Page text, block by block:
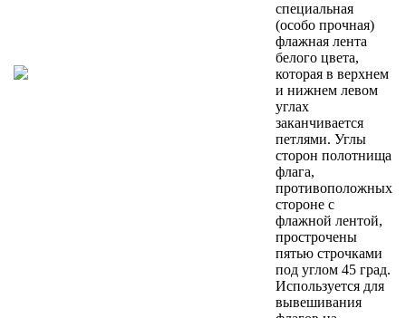
специальная
(особо прочная)
флажная лента
белого цвета,
которая в верхнем
и нижнем левом
углах
заканчивается
петлями. Углы
сторон полотнища
флага,
противоположных
стороне с
флажной лентой,
прострочены
пятью строчками
под углом 45 град.
Используется для
вывешивания